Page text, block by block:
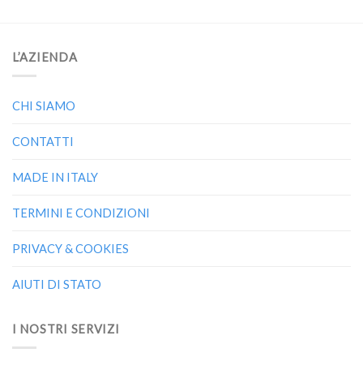
L’AZIENDA
CHI SIAMO
CONTATTI
MADE IN ITALY
TERMINI E CONDIZIONI
PRIVACY & COOKIES
AIUTI DI STATO
I NOSTRI SERVIZI